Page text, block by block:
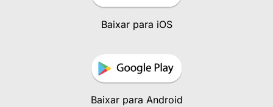
Baixar para iOS
Baixar para Android